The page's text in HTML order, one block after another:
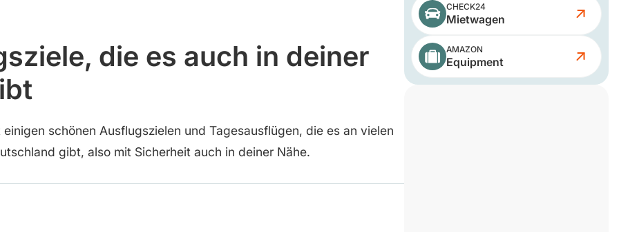
die es auch in deiner
schönen Ausflugszielen und Tagesausflügen, die es an vielen
gibt, also mit Sicherheit auch in deiner Nähe.
CHECK24
Mietwagen
AMAZON
Equipment